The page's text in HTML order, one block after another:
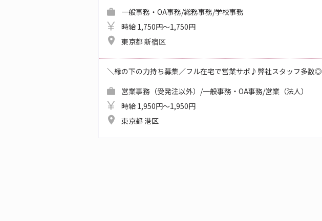
一般事務・OA事務/総務事務/学校事務
時給 1,750円～1,750円
東京都 新宿区
＼縁の下の力持ち募集／フル在宅で営業サポ♪弊社スタッフ多数◎
営業事務（受発注以外）/一般事務・OA事務/営業（法人）
時給 1,950円～1,950円
東京都 港区